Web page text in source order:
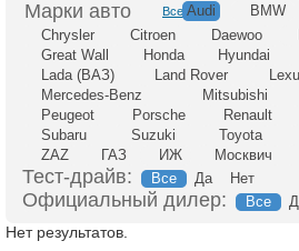
Все Audi BMW
Chrysler
Citroen Daewoo
Great Wall
Honda Hyundai
Lada (ВАЗ)
Land Rover
Mercedes-Benz
Mitsubishi
Peugeot
Porsche Renault
Subaru
Suzuki Toyota
ZAZ
ГАЗ ИЖ Москвич
Тест-драйв: Все Да Нет
Официальный дилер: Все
Нет результатов.